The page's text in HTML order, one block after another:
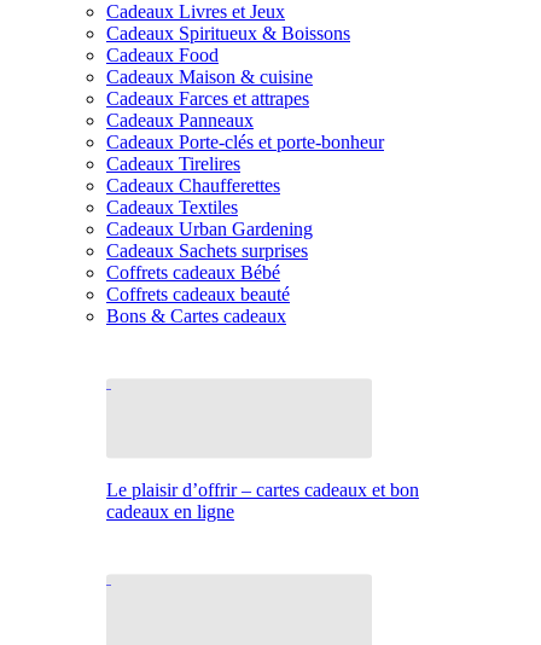
Cadeaux Livres et Jeux
Cadeaux Spiritueux & Boissons
Cadeaux Food
Cadeaux Maison & cuisine
Cadeaux Farces et attrapes
Cadeaux Panneaux
Cadeaux Porte-clés et porte-bonheur
Cadeaux Tirelires
Cadeaux Chaufferettes
Cadeaux Textiles
Cadeaux Urban Gardening
Cadeaux Sachets surprises
Coffrets cadeaux Bébé
Coffrets cadeaux beauté
Bons & Cartes cadeaux
Le plaisir d’offrir – cartes cadeaux et bon
cadeaux en ligne